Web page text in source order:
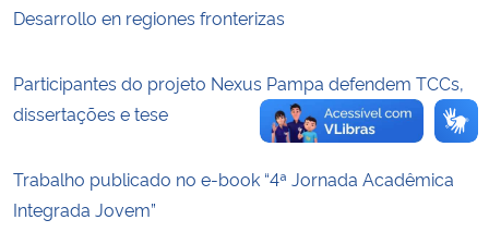
Secretaria de Governo
Advocacia-Geral da União
Desarrollo en regiones fronterizas
Participantes do projeto Nexus Pampa defendem TCCs,
dissertações e tese
Trabalho publicado no e-book “4ª Jornada Acadêmica
Integrada Jovem”